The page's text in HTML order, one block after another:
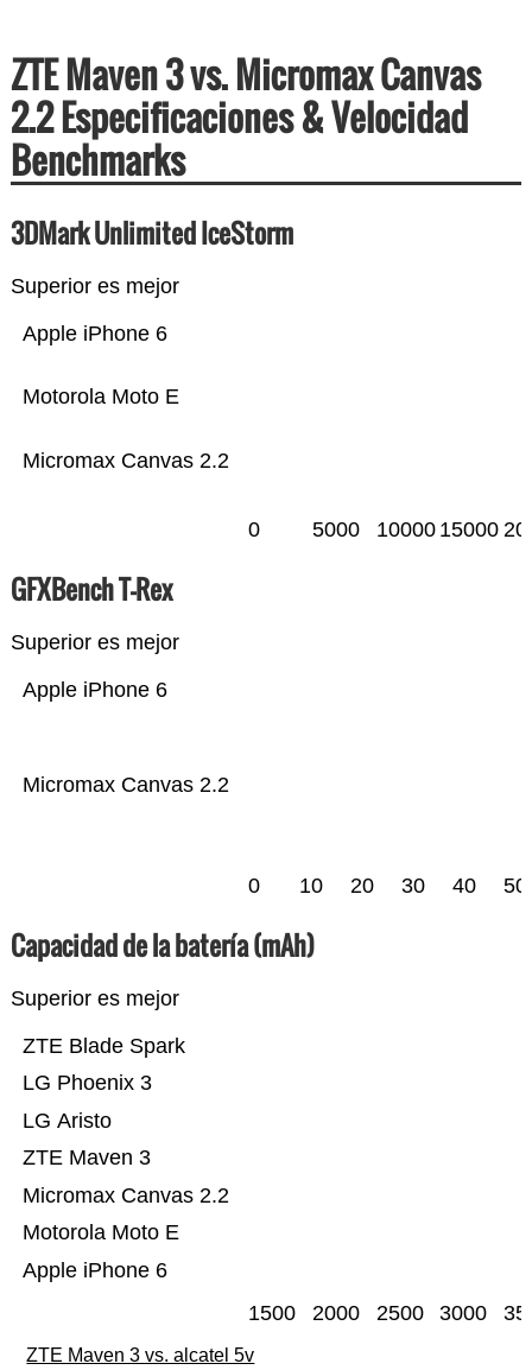
ZTE Maven 3 vs. Micromax Canvas
2.2 Especificaciones & Velocidad
Benchmarks
3DMark Unlimited IceStorm
Superior es mejor
Micromax Canvas 2.2
Motorola Moto E
Apple iPhone 6
0 5000 10000 15000
GFXBench T-Rex
Superior es mejor
Micromax Canvas 2.2
Apple iPhone 6
0 10 20 30 40 50
Capacidad de la batería (mAh)
Superior es mejor
Apple iPhone 6
Motorola Moto E
Micromax Canvas 2.2
ZTE Maven 3
LG Aristo
LG Phoenix 3
ZTE Blade Spark
1500 2000 2500 3000
ZTE Maven 3 vs. alcatel 5v